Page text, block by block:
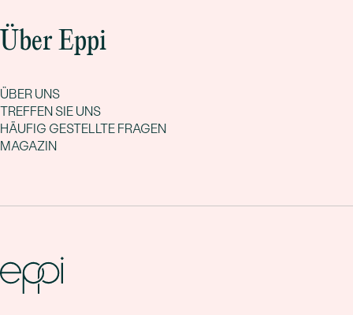
Über Eppi
ÜBER UNS
TREFFEN SIE UNS
HÄUFIG GESTELLTE FRAGEN
MAGAZIN